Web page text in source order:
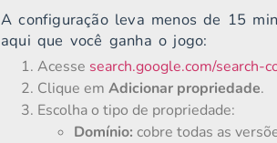
A configuração leva menos de 15
aqui que você ganha o jogo:
Acesse search.google.com/search-
Clique em Adicionar propriedade.
Escolha o tipo de propriedade:
Domínio: cobre todas as